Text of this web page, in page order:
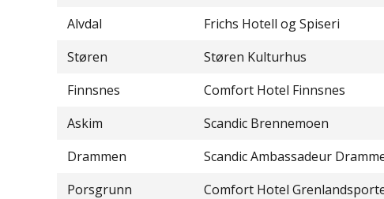
Alvdal
Frichs Hotell og Spiseri
Støren
Støren Kulturhus
Finnsnes
Comfort Hotel Finnsnes
Askim
Scandic Brennemoen
Drammen
Scandic Ambassadeur
Porsgrunn
Comfort Hotel